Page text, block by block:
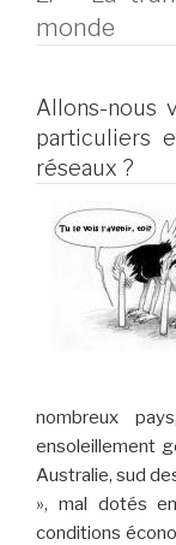
monde
Allons-nous
particuliers
réseaux ?
nombreux
ensoleillement
Australie, sud
», mal dotés
conditions